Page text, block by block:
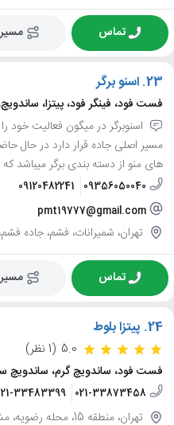
تماس
23. اسنو برگر
فست فود، فینگر فود، پیتزا،
اسنوبرگر در میگون فعالیت خود
مسیر اصلی جاده قرار دارد در حال
های منو از دسته بندی برگر میباشد
09356050040
09120482241
pmt19777@gmail.com
تهران، شمیرانات، فشم، جاده
تماس
24. پیتزا بلوط
5.0 (1 نظر)
فست فود، ساندویچ گرم، ساندویچ
021-33873458
33483399
تهران، منطقه 15،